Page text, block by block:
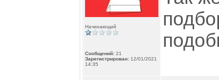
Начинающий
Сообщений: 21
Зарегистрирован: 12/01/2021
14:35